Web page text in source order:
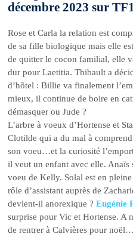
décembre 2023 sur
Rose et Carla la relation est
de sa fille biologique mais elle
de quitter le cocon familial, elle
dur pour Laetitia. Thibault a
d’hôtel : Billie va finalement
mieux, il continue de boire en
démasquer ou Jude ?
L’arbre à voeux d’Hortense et
Clotilde qui a du mal à
son voeu…et la curiosité
il veut un enfant avec elle. Anaïs
voeu de Kelly. Solal est en
rôle d’assistant auprès de
devient-il anorexique ?Eugénie
surprise pour Vic et Hortense. A
de rentrer à Calvières pour